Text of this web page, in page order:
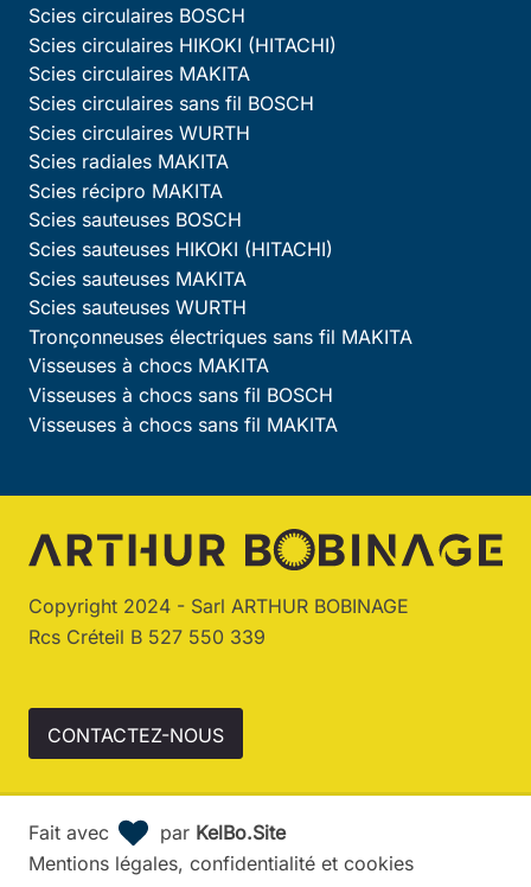
Scies circulaires BOSCH
Scies circulaires HIKOKI (HITACHI)
Scies circulaires MAKITA
Scies circulaires sans fil BOSCH
Scies circulaires WURTH
Scies radiales MAKITA
Scies récipro MAKITA
Scies sauteuses BOSCH
Scies sauteuses HIKOKI (HITACHI)
Scies sauteuses MAKITA
Scies sauteuses WURTH
Tronçonneuses électriques sans fil MAKITA
Visseuses à chocs MAKITA
Visseuses à chocs sans fil BOSCH
Visseuses à chocs sans fil MAKITA
Copyright 2024 - Sarl ARTHUR BOBINAGE
Rcs Créteil B 527 550 339
CONTACTEZ-NOUS
Fait avec par KelBo.Site
Mentions légales, confidentialité et cookies